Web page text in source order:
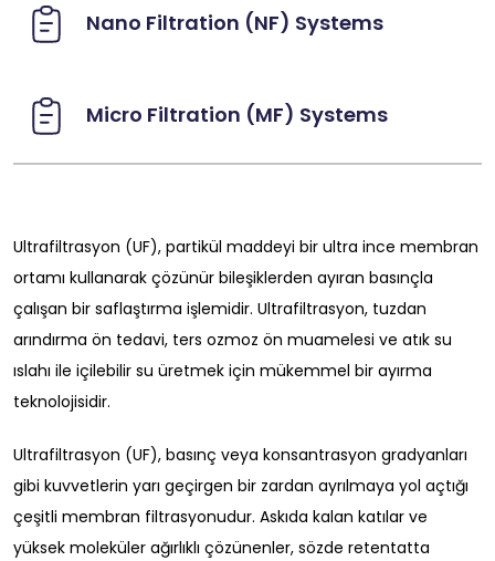
Nano Filtration (NF) Systems
Micro Filtration (MF) Systems
Ultrafiltrasyon (UF), partikül maddeyi bir ultra ince membran
ortamı kullanarak çözünür bileşiklerden ayıran basınçla
çalışan bir saflaştırma işlemidir. Ultrafiltrasyon, tuzdan
arındırma ön tedavi, ters ozmoz ön muamelesi ve atık su
ıslahı ile içilebilir su üretmek için mükemmel bir ayırma
teknolojisidir.
Ultrafiltrasyon (UF), basınç veya konsantrasyon gradyanları
gibi kuvvetlerin yarı geçirgen bir zardan ayrılmaya yol açtığı
çeşitli membran filtrasyonudur. Askıda kalan katılar ve
yüksek moleküler ağırlıklı çözünenler, sözde retentatta